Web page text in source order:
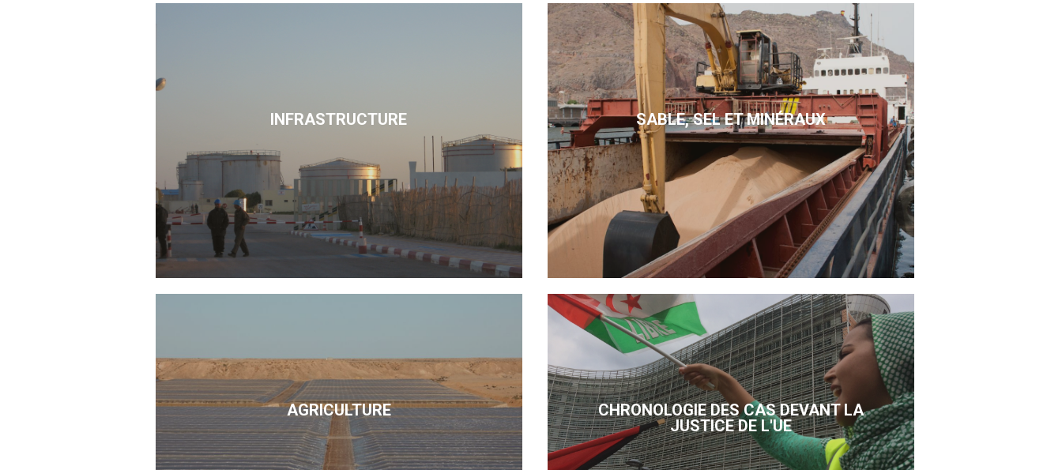
INFRASTRUCTURE SABLE, SEL ET MINÉRAUX
AGRICULTURE
CHRONOLOGIE DES CAS DEVANT LA
JUSTICE DE L'UE